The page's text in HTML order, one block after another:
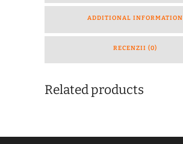
ADDITIONAL INFORMATION
RECENZII (0)
Related products